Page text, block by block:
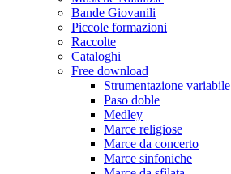
Bande Giovanili
Piccole formazioni
Raccolte
Cataloghi
Free download
Strumentazione variabile
Paso doble
Medley
Marce religiose
Marce da concerto
Marce sinfoniche